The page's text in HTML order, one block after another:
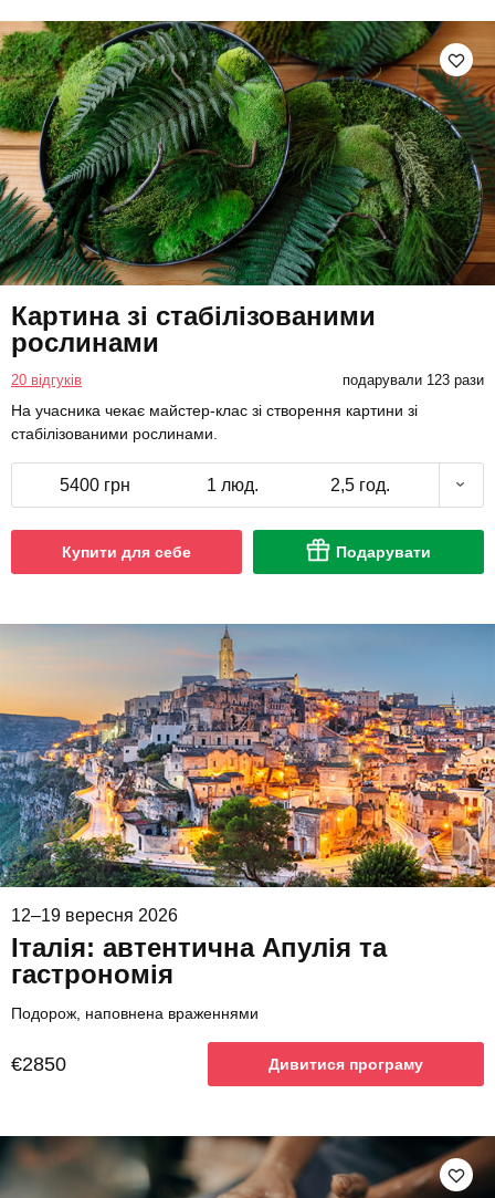
Картина зі стабілізованими
рослинами
20 відгуків подарували 123 рази
На учасника чекає майстер-клас зі створення картини зі
стабілізованими рослинами.
5400 грн 1 люд. 2,5 год.
Купити для себе Подарувати
12–19 вересня 2026
Італія: автентична Апулія та
гастрономія
Подорож, наповнена враженнями
€2850 Дивитися програму